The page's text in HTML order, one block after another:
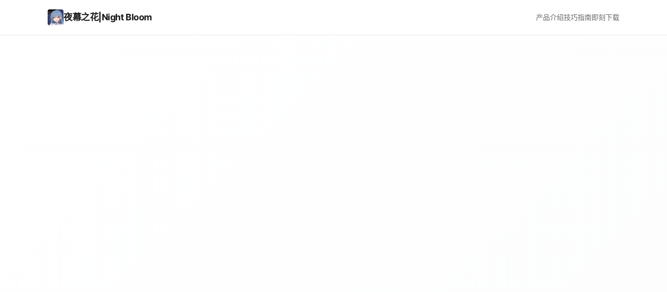
夜幕之花|Night Bloom 产品介绍技巧指南即刻下载